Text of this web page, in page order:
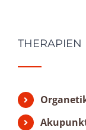
THERAPIEN